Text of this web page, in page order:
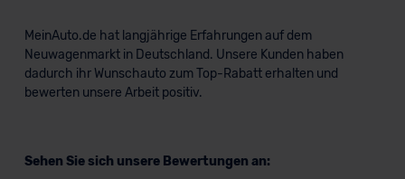
MeinAuto.de hat langjährige Erfahrungen auf dem
Neuwagenmarkt in Deutschland. Unsere Kunden haben
dadurch ihr Wunschauto zum Top-Rabatt erhalten und
bewerten unsere Arbeit positiv.
Sehen Sie sich unsere Bewertungen an: